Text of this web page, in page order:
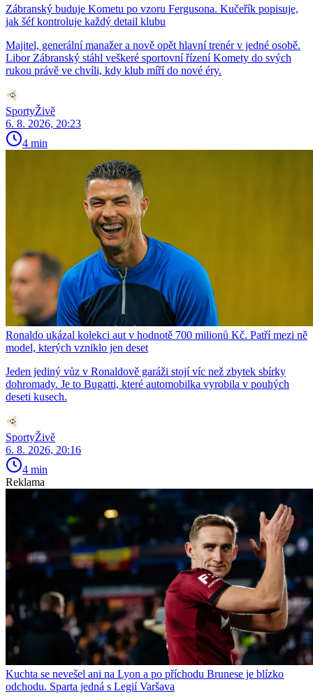
Zábranský buduje Kometu po vzoru Fergusona. Kučeřík popisuje,
jak šéf kontroluje každý detail klubu
Majitel, generální manažer a nově opět hlavní trenér v jedné osobě.
Libor Zábranský stáhl veškeré sportovní řízení Komety do svých
rukou právě ve chvíli, kdy klub míří do nové éry.
SportyŽivě
6. 8. 2026, 20:23
4 min
Ronaldo ukázal kolekci aut v hodnotě 700 milionů Kč. Patří mezi ně
model, kterých vzniklo jen deset
Jeden jediný vůz v Ronaldově garáži stojí víc než zbytek sbírky
dohromady. Je to Bugatti, které automobilka vyrobila v pouhých
deseti kusech.
SportyŽivě
6. 8. 2026, 20:16
4 min
Reklama
Kuchta se nevešel ani na Lyon a po příchodu Brunese je blízko
odchodu. Sparta jedná s Legií Varšava